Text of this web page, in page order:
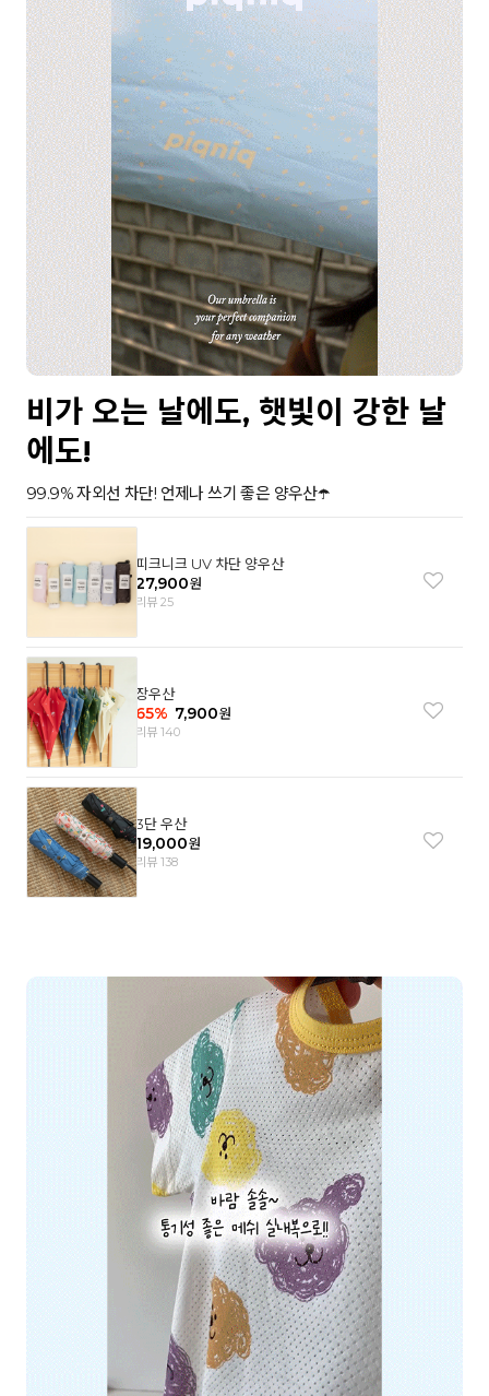
비가 오는 날에도, 햇빛이 강한 날
에도!
99.9% 자외선 차단! 언제나 쓰기 좋은 양우산☂️
피크니크 UV 차단 양우산
27,900원
리뷰 25
장우산
65% 7,900원
리뷰 140
3단 우산
19,000원
리뷰 138